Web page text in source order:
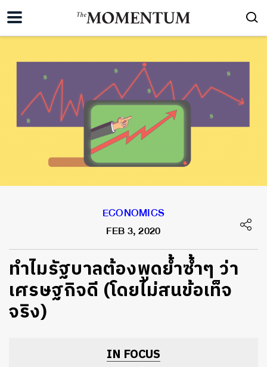
ECONOMICS
FEB 3, 2020
ทำไมรัฐบาลต้องพูดย้ำซ้ำๆ ว่า
เศรษฐกิจดี (โดยไม่สนข้อเท็จ
จริง)
IN FOCUS